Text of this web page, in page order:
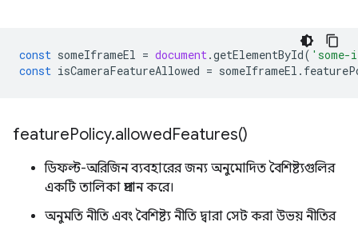
const someIframeEl = document .getElementById(
const isCameraFeatureAllowed = someIframeEl .
featurePolicy.allowedFeatures()
ডিফল্ট-অরিজিন ব্যবহারের জন্য অনুমোদিত বৈশিষ্ট্যগুলির
একটি তালিকা প্রদান করে।
অনুমতি নীতি এবং বৈশিষ্ট্য নীতি দ্বারা সেট করা উভয় নীতির